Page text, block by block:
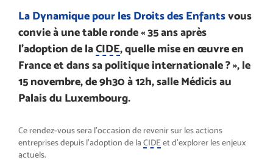
La Dynamique pour les Droits des Enfantsvous
convie à une table ronde « 35 ans après
l’adoption de laCIDE, quelle mise en œuvre en
France et dans sa politique internationale ? », le
15 novembre, de 9h30 à 12h, salle Médicis au
Palais du Luxembourg.
Ce rendez-vous sera l’occasion de revenir sur les actions
entreprises depuis l’adoption de la CIDE et d’explorer les enjeux
actuels.